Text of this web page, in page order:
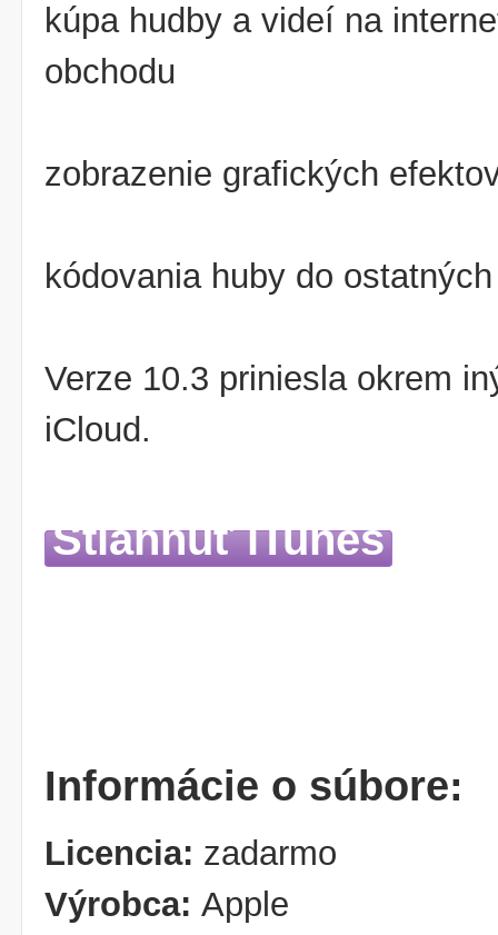
kúpa hudby a videí na
obchodu
zobrazenie grafických
kódovania huby do
Verze 10.3 priniesla okrem
iCloud.
Stiahnuť iTunes
Informácie o súbore:
Licencia: zadarmo
Výrobca: Apple